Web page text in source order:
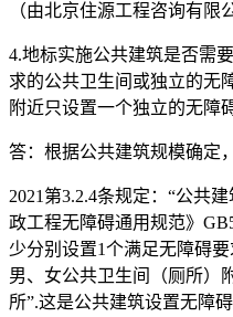
（由北京住源工程咨询有限
4.地标实施公共建筑是否需
求的公共卫生间或独立的无
附近只设置一个独立的无障
答：根据公共建筑规模确定，
2021第3.2.4条规定：“公共
政工程无障碍通用规范》
少分别设置1个满足无障碍
男、女公共卫生间（厕所）
所”.这是公共建筑设置无障